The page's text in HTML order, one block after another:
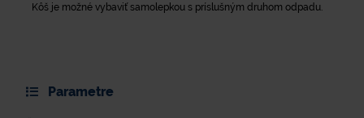
Kôš je možné vybaviť samolepkou s príslušným druhom odpadu.
Parametre